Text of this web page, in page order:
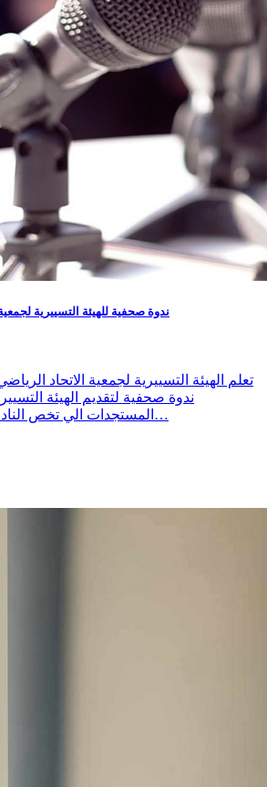
ندوة صحفية للهيئة التسييرية
تعلم الهيئة التسييرية لجمعية الاتحاد
ندوة صحفية لتقديم الهيئة
المستجدات الي تخص النادي و ذلك يوم السبت 08…